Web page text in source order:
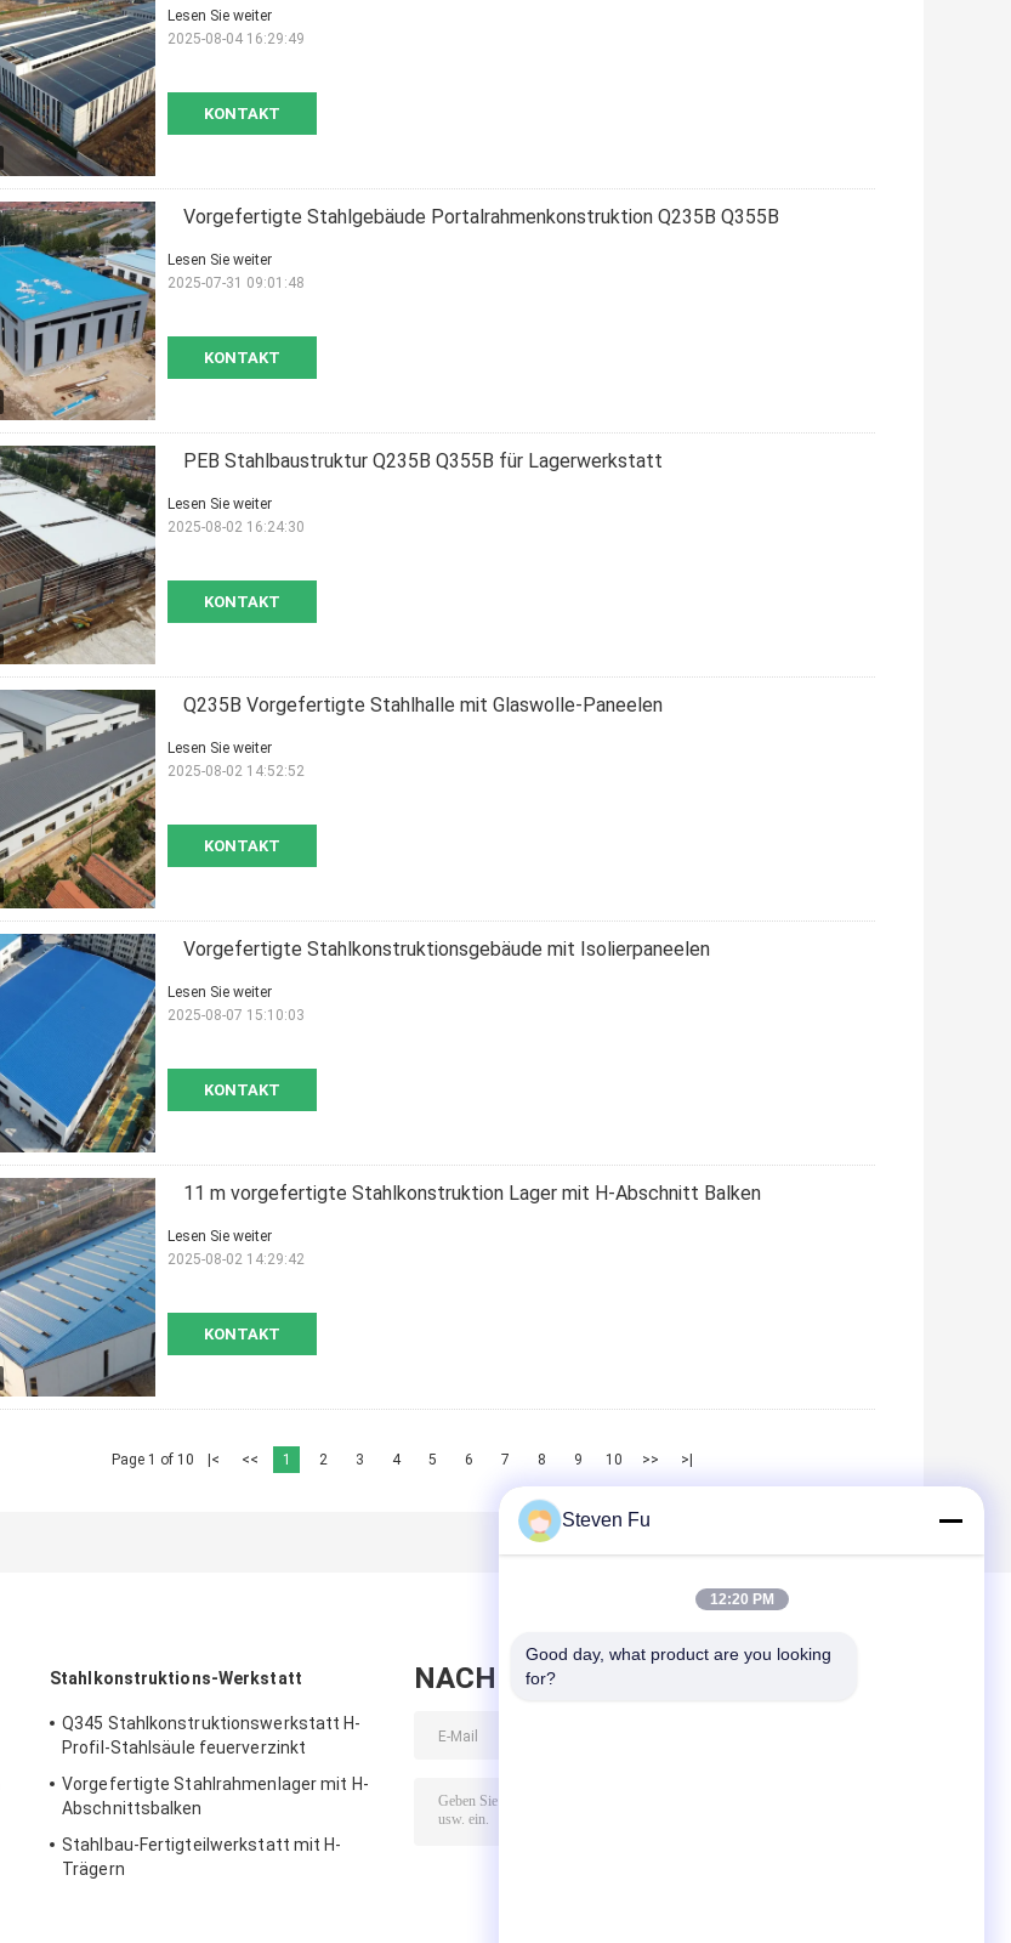
KONTAKT
Lesen Sie weiter
2025-08-04 16:29:49
Vorgefertigte Stahlgebäude Portalrahmenkonstruktion Q235B Q355B
KONTAKT
Lesen Sie weiter
2025-07-31 09:01:48
PEB Stahlbaustruktur Q235B Q355B für Lagerwerkstatt
KONTAKT
Lesen Sie weiter
2025-08-02 16:24:30
Q235B Vorgefertigte Stahlhalle mit Glaswolle-Paneelen
KONTAKT
Lesen Sie weiter
2025-08-02 14:52:52
Vorgefertigte Stahlkonstruktionsgebäude mit Isolierpaneelen
KONTAKT
Lesen Sie weiter
2025-08-07 15:10:03
11 m vorgefertigte Stahlkonstruktion Lager mit H-Abschnitt Balken
KONTAKT
Lesen Sie weiter
2025-08-02 14:29:42
Page 1 of 10 |< << 1 2 3 4 5 6 7 8 9 10 >> >|
Stahlkonstruktions-Werkstatt
Q345 Stahlkonstruktionswerkstatt H-
Profil-Stahlsäule feuerverzinkt
Vorgefertigte Stahlrahmenlager mit H-
Abschnittsbalken
Stahlbau-Fertigteilwerkstatt mit H-
Trägern
NACHRICHT HINTERLASSEN
Steven Fu
12:20 PM
Good day, what product are you looking
for?